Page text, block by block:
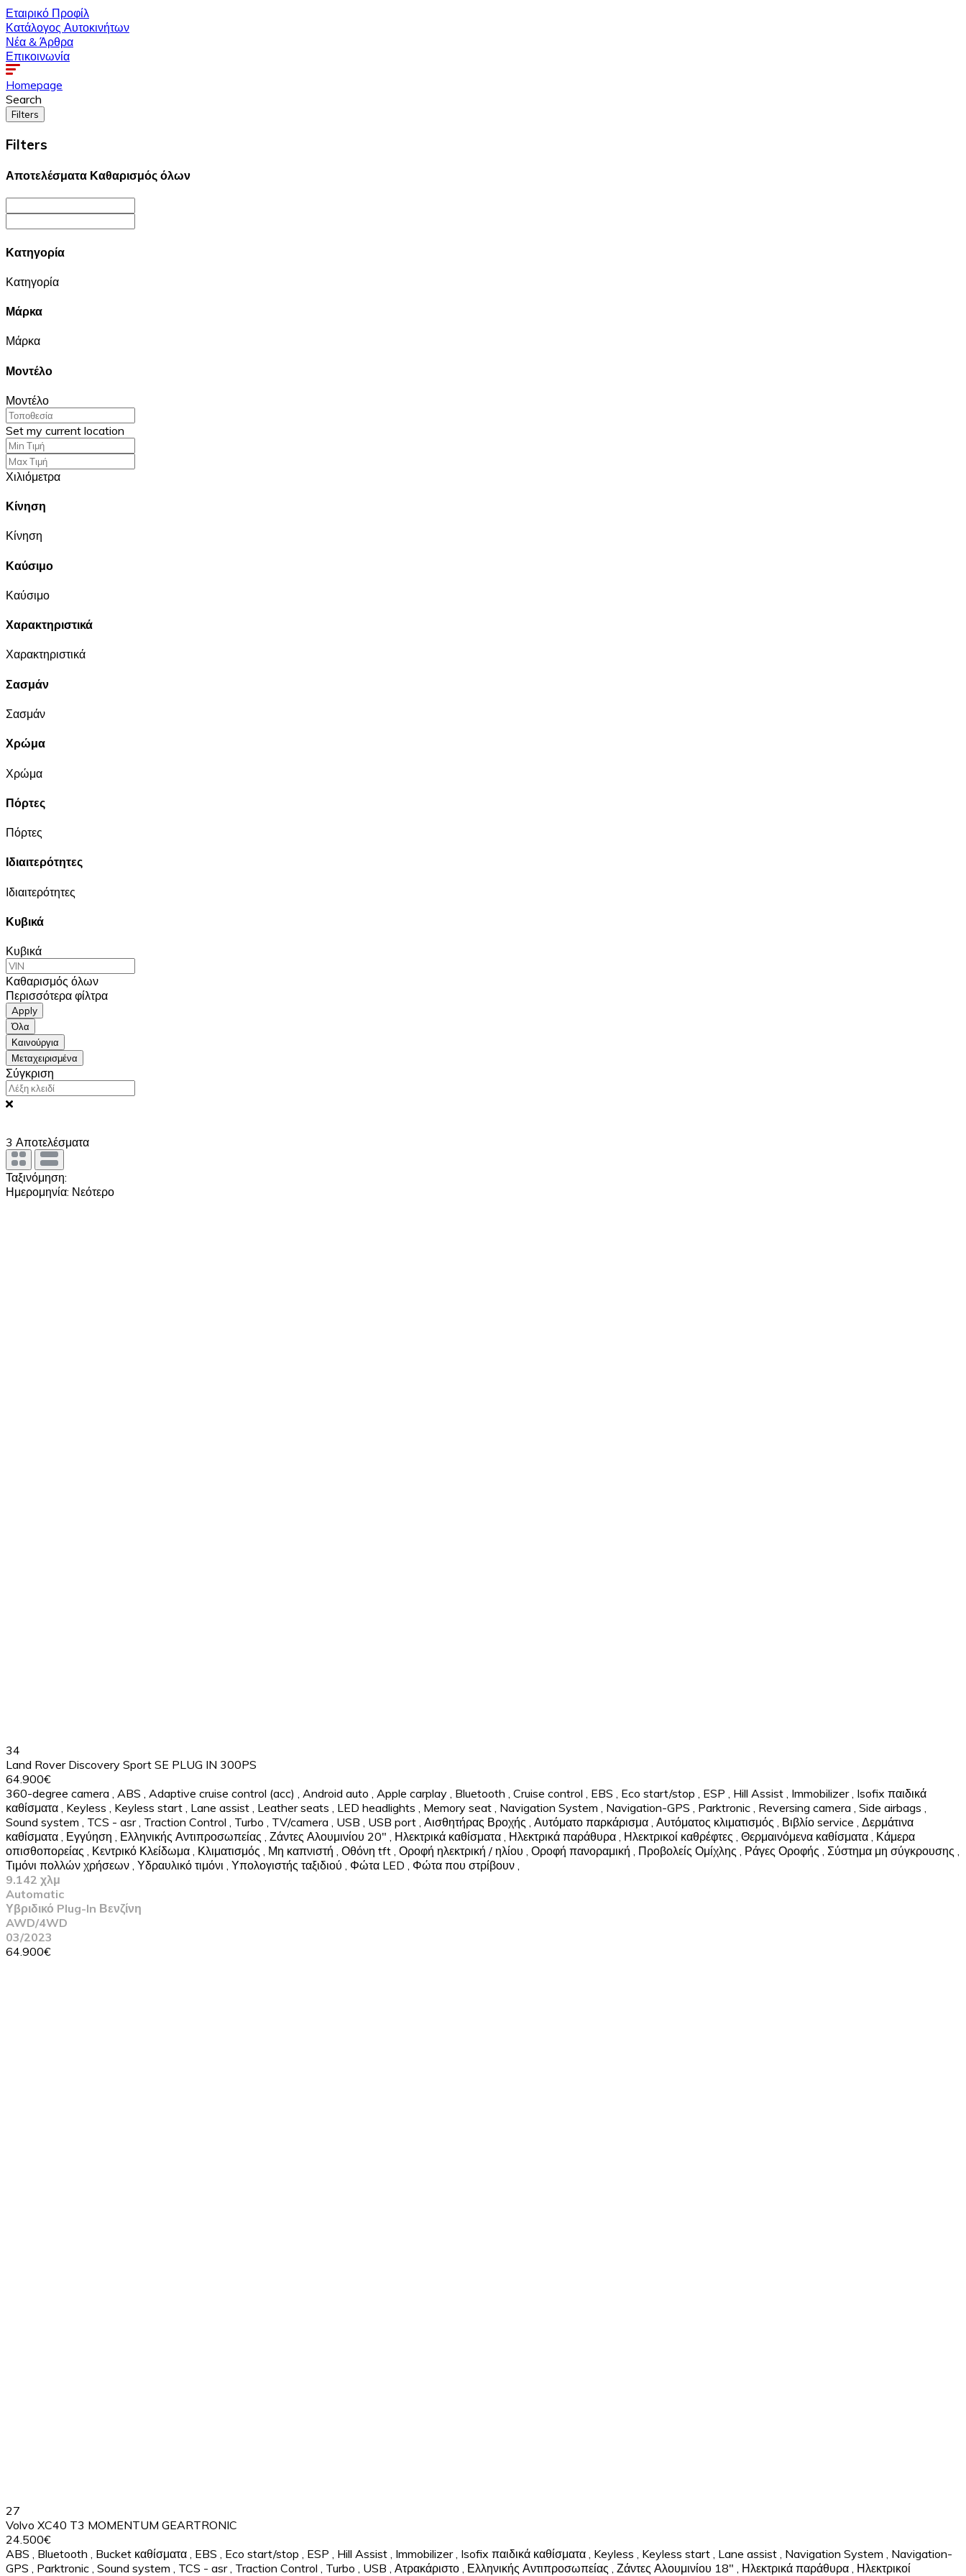
Εταιρικό Προφίλ
Κατάλογος Αυτοκινήτων
Νέα & Άρθρα
Επικοινωνία
Homepage
Search
Filters
Filters
Αποτελέσματα Καθαρισμός όλων
Κατηγορία
Κατηγορία
Μάρκα
Μάρκα
Μοντέλο
Μοντέλο
Set my current location
Χιλιόμετρα
Κίνηση
Κίνηση
Καύσιμο
Καύσιμο
Χαρακτηριστικά
Χαρακτηριστικά
Σασμάν
Σασμάν
Χρώμα
Χρώμα
Πόρτες
Πόρτες
Ιδιαιτερότητες
Ιδιαιτερότητες
Κυβικά
Κυβικά
Καθαρισμός όλων
Περισσότερα φίλτρα
Apply
Όλα
Καινούργια
Μεταχειρισμένα
Σύγκριση
3 Αποτελέσματα
Ταξινόμηση:
Ημερομηνία: Νεότερο
34
Land Rover Discovery Sport SE PLUG IN 300PS
64.900€
360-degree camera , ABS , Adaptive cruise control (acc) , Android auto , Apple carplay , Bluetooth , Cruise control , EBS , Eco start/stop , ESP , Hill Assist , Immobilizer , Isofix παιδικά
καθίσματα , Keyless , Keyless start , Lane assist , Leather seats , LED headlights , Memory seat , Navigation System , Navigation-GPS , Parktronic , Reversing camera , Side airbags ,
Sound system , TCS - asr , Traction Control , Turbo , TV/camera , USB , USB port , Αισθητήρας Βροχής , Αυτόματο παρκάρισμα , Αυτόματος κλιματισμός , Βιβλίο service , Δερμάτινα
καθίσματα , Εγγύηση , Ελληνικής Αντιπροσωπείας , Ζάντες Αλουμινίου 20" , Ηλεκτρικά καθίσματα , Ηλεκτρικά παράθυρα , Ηλεκτρικοί καθρέφτες , Θερμαινόμενα καθίσματα , Κάμερα
οπισθοπορείας , Κεντρικό Κλείδωμα , Κλιματισμός , Μη καπνιστή , Οθόνη tft , Οροφή ηλεκτρική / ηλίου , Οροφή πανοραμική , Προβολείς Ομίχλης , Ράγες Οροφής , Σύστημα μη σύγκρουσης ,
Τιμόνι πολλών χρήσεων , Υδραυλικό τιμόνι , Υπολογιστής ταξιδιού , Φώτα LED , Φώτα που στρίβουν ,
9.142 χλμ
Automatic
Υβριδικό Plug-In Βενζίνη
AWD/4WD
03/2023
64.900€
27
Volvo XC40 T3 MOMENTUM GEARTRONIC
24.500€
ABS
Bluetooth Bucket καθίσματα EBS Eco start/stop ESP Hill Assist Immobilizer Isofix παιδικά καθίσματα Keyless Keyless start Lane assist Navigation System
Navigation-
GPS
Parktronic Sound system TCS - asr Traction Control Turbo USB Ατρακάριστο Ελληνικής Αντιπροσωπείας Ζάντες Αλουμινίου 18" Ηλεκτρικά παράθυρα Ηλεκτρικοί